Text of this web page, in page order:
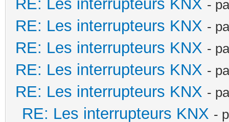
RE: Les interrupteurs KNX -
RE: Les interrupteurs KNX -
RE: Les interrupteurs KNX -
RE: Les interrupteurs KNX -
RE: Les interrupteurs KNX -
RE: Les interrupteurs KNX -